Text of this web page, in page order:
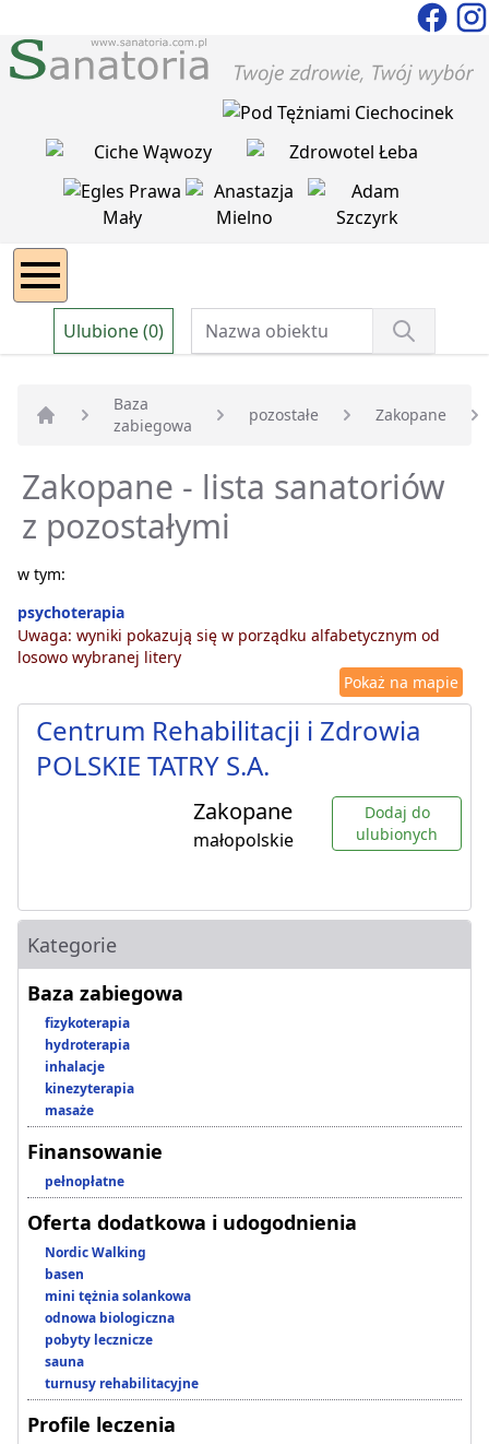
Ulubione (0)
Strona główna
Baza
zabiegowa
pozostałe Zakopane
Zakopane - lista sanatoriów
z pozostałymi
w tym:
psychoterapia
Uwaga: wyniki pokazują się w porządku alfabetycznym od
losowo wybranej litery
Pokaż na mapie
Centrum Rehabilitacji i Zdrowia
POLSKIE TATRY S.A.
Zakopane
małopolskie
Dodaj do
ulubionych
Kategorie
Baza zabiegowa
fizykoterapia
hydroterapia
inhalacje
kinezyterapia
masaże
Finansowanie
pełnopłatne
Oferta dodatkowa i udogodnienia
Nordic Walking
basen
mini tężnia solankowa
odnowa biologiczna
pobyty lecznicze
sauna
turnusy rehabilitacyjne
Profile leczenia